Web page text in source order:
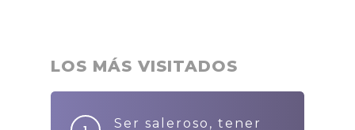
LOS MÁS VISITADOS
Ser saleroso, tener